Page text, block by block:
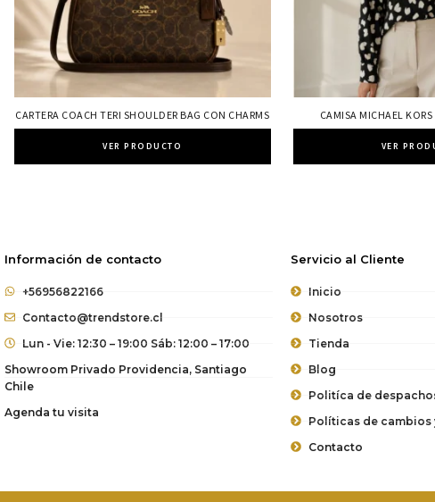
CARTERA COACH TERI SHOULDER BAG CON CHARMS
VER PRODUCTO
CAMISA MICHAEL
VER
Información de contacto
+56956822166
Contacto@trendstore.cl
Lun - Vie: 12:30 – 19:00 Sáb: 12:00 – 17:00
Showroom Privado Providencia, Santiago
Chile
Agenda tu visita
Servicio al Cliente
Inicio
Nosotros
Tienda
Blog
Politíca de
Políticas de cambios
Contacto